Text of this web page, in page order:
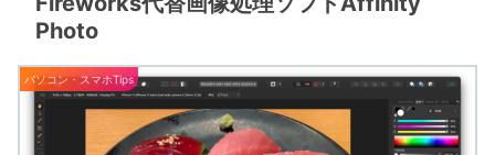
Photo
パソコン・スマホTips